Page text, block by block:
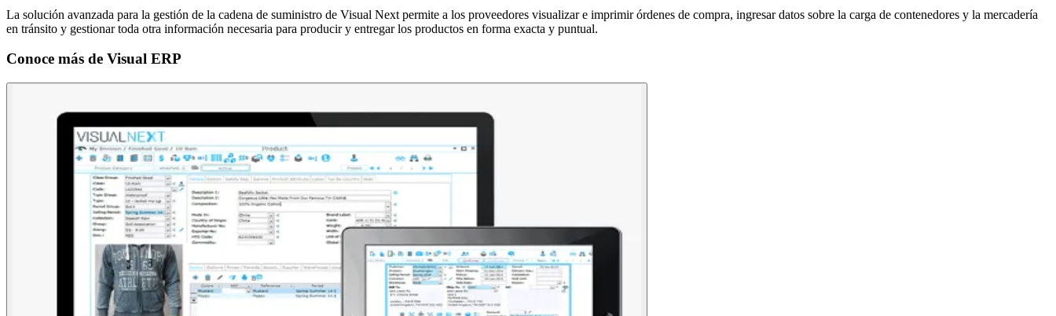
La solución avanzada para la gestión de la cadena de suministro de Visual Next permite a los proveedores visualizar e imprimir órdenes de compra, ingresar datos sobre la carga de contenedores y la mercadería
en tránsito y gestionar toda otra información necesaria para producir y entregar los productos en forma exacta y puntual.
Conoce más de Visual ERP